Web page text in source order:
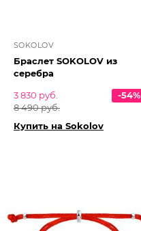
SOKOLOV
Браслет SOKOLOV из
серебра
3 830 руб.
8 490 руб.
-54%
Купить на Sokolov